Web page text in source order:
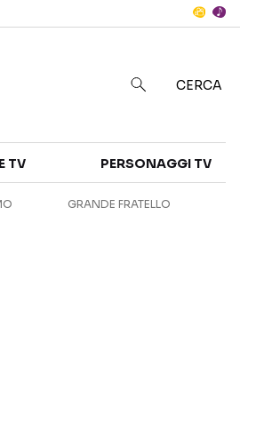
ANTEPRIME
CERCA
TV PERSONAGGI TV
GRANDE FRATELLO